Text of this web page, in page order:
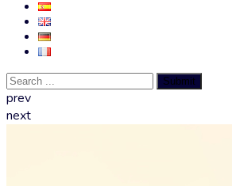
Submit
prev
next